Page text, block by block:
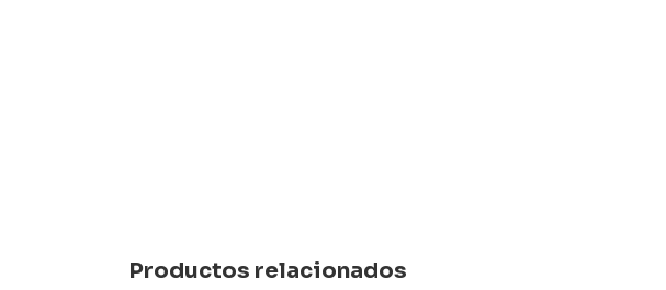
Productos relacionados